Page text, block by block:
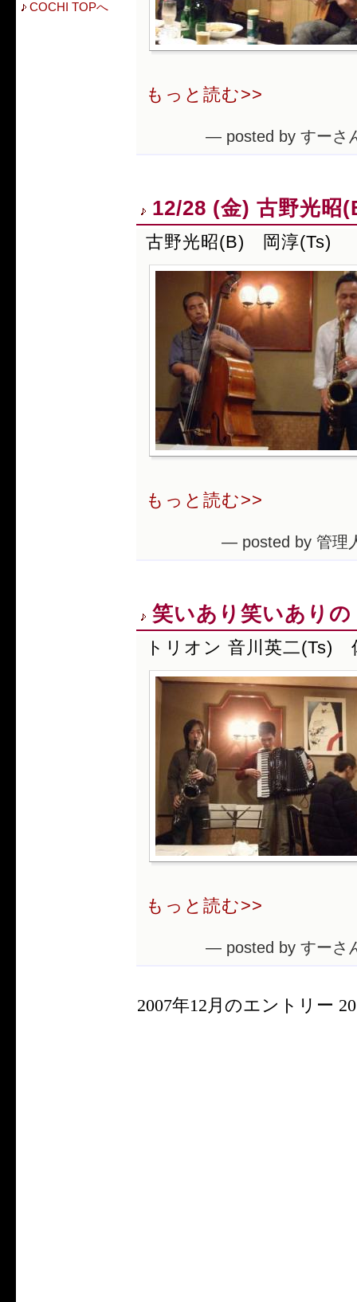
COCHI TOPへ
もっと読む>>
— posted by すーさ
12/28 (金) 古野光
古野光昭(B) 岡淳(Ts)
もっと読む>>
— posted by 管理
笑いあり笑いあり
トリオン 音川英二(Ts)
もっと読む>>
— posted by すーさ
2007年12月のエントリー